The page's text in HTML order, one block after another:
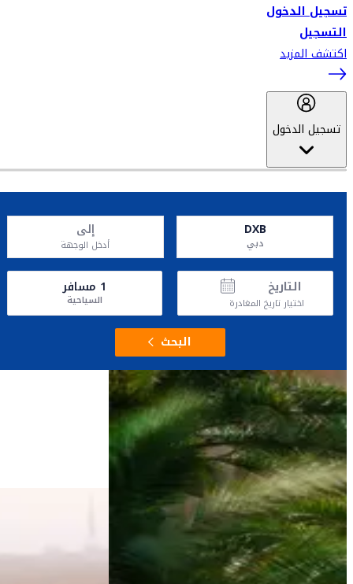
تسجيل الدخول
التسجيل
اكتشف المزيد
تسجيل الدخول
DXB
دبي
إلى
أدخل الوجهة
التاريخ
اختيار تاريخ المغادرة
1 مسافر
السياحية
البحث